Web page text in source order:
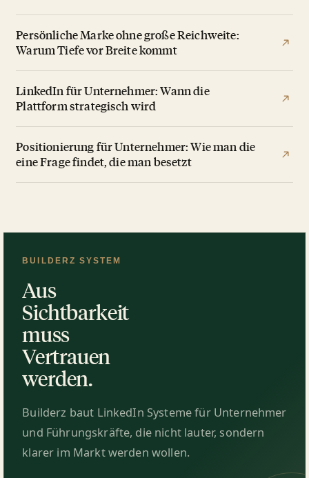
Persönliche Marke ohne große Reichweite:
Warum Tiefe vor Breite kommt
LinkedIn für Unternehmer: Wann die
Plattform strategisch wird
Positionierung für Unternehmer: Wie man die
eine Frage findet, die man besetzt
BUILDERZ SYSTEM
Aus
Sichtbarkeit
muss
Vertrauen
werden.
Builderz baut LinkedIn Systeme für Unternehmer
und Führungskräfte, die nicht lauter, sondern
klarer im Markt werden wollen.